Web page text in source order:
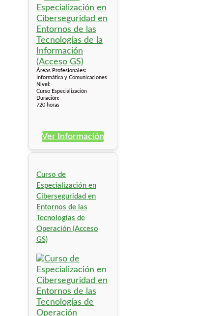
Áreas Profesionales:
Informática y Comunicaciones
Nivel:
Curso Especialización
Duración:
720 horas
Ver Información
Curso de
Especialización en
Ciberseguridad en
Entornos de las
Tecnologías de
Operación (Acceso
GS)